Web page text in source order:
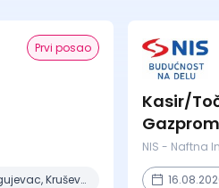
Prvi posao
Beograd, Kragujevac, Kruševac, Lapovo, Niš + 4 mesta
Kasir/
NIS - Naftna